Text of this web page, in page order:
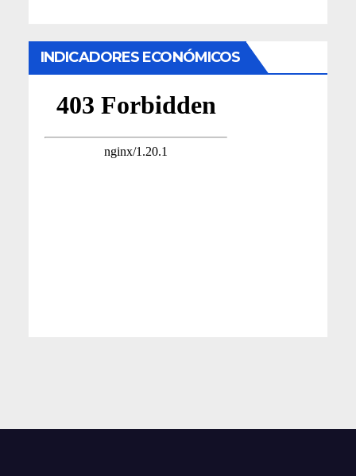
INDICADORES ECONÓMICOS